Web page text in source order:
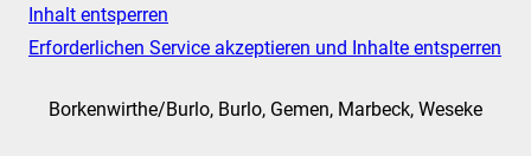
Inhalt entsperren
Erforderlichen Service akzeptieren und Inhalte entsperren
Borkenwirthe/Burlo, Burlo, Gemen, Marbeck, Weseke